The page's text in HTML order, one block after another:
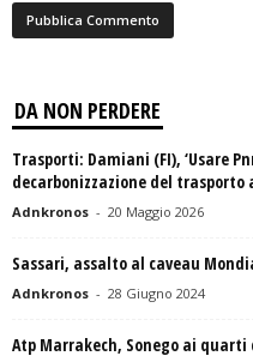
DA NON PERDERE
Trasporti: Damiani (FI), ‘Usare
decarbonizzazione del trasporto
Adnkronos - 20 Maggio 2026
Sassari, assalto al caveau
Adnkronos - 28 Giugno 2024
Atp Marrakech, Sonego ai